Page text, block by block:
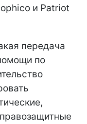
и Patriot
передача
по